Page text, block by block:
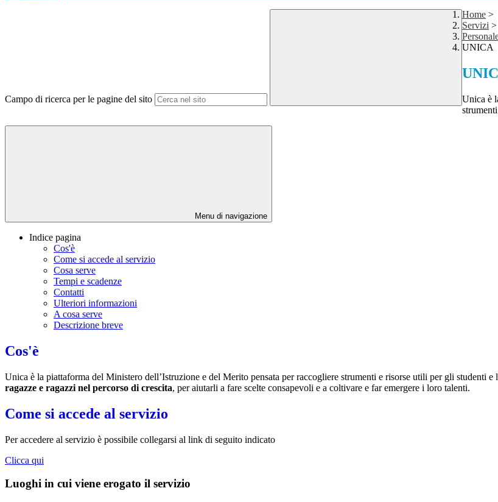
Campo di ricerca per le pagine del sito
Home >
Servizi >
UNICA
Unica è
Menu di navigazione
Indice pagina
Cos'è
Come si accede al servizio
Cosa serve
Tempi e scadenze
Contatti
Ulteriori informazioni
A cosa serve
Descrizione breve
Cos'è
Unica è la piattaforma del Ministero dell’Istruzione e del Merito pensata per raccogliere strumenti e risorse utili per gli studenti
ragazze e ragazzi nel percorso di crescita, per aiutarli a fare scelte consapevoli e a coltivare e far emergere i loro talenti.
Come si accede al servizio
Per accedere al servizio è possibile collegarsi al link di seguito indicato
Clicca qui
Luoghi in cui viene erogato il servizio